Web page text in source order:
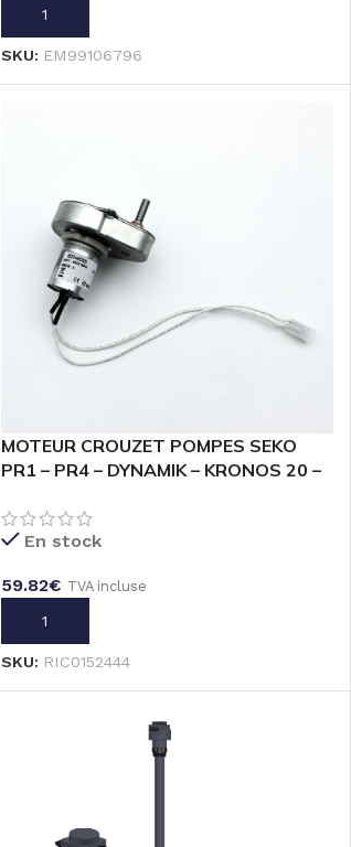
AJOUTER AU PANIER
SKU: EM99106796
MOTEUR CROUZET POMPES SEKO
PR1 – PR4 – DYNAMIK – KRONOS 20 –
En stock
59.82€ TVA incluse
AJOUTER AU PANIER
SKU: RIC0152444